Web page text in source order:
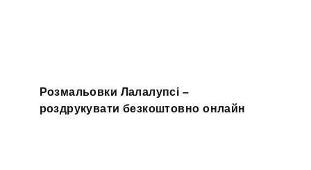
Розмальовки Лалалупсі –
роздрукувати безкоштовно онлайн